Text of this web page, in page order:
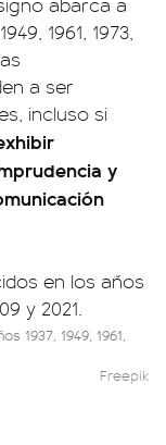
1961, 1973,
a ser
incluso si
y
1937, 1949, 1961,
Freepik